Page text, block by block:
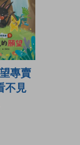
專賣
不見